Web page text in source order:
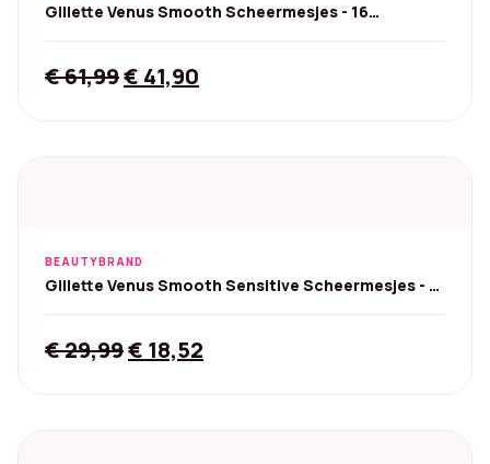
Gillette Venus Smooth Scheermesjes - 16
€61,99Original
€ 41,90
BEAUTYBRAND
Gillette Venus Smooth Sensitive Scheermesjes - 8
€29,99Original
€ 18,52